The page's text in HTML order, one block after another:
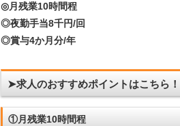
◎月残業10時間程
◎夜勤手当8千円/回
◎賞与4か月分/年
➤求人のおすすめポイントはこちら！
①月残業10時間程